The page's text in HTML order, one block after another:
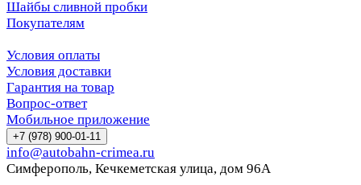
Шайбы сливной пробки
Покупателям
Условия оплаты
Условия доставки
Гарантия на товар
Вопрос-ответ
Мобильное приложение
+7 (978) 900-01-11
info@autobahn-crimea.ru
Симферополь, Кечкеметская улица, дом 96А